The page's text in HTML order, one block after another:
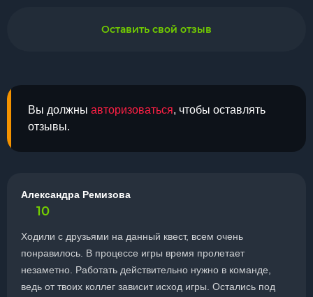
Вы должны авторизоваться, чтобы оставлять
отзывы.
Александра Ремизова
10
Ходили с друзьями на данный квест, всем очень
понравилось. В процессе игры время пролетает
незаметно. Работать действительно нужно в команде,
ведь от твоих коллег зависит исход игры. Остались под
Оставить свой отзыв